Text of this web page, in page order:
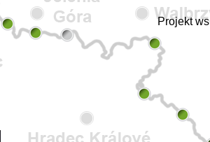
Projekt